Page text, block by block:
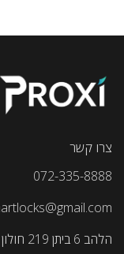
צרו קשר
072-335-8888
הלהב 6 ביתן 219 חולון 5885710